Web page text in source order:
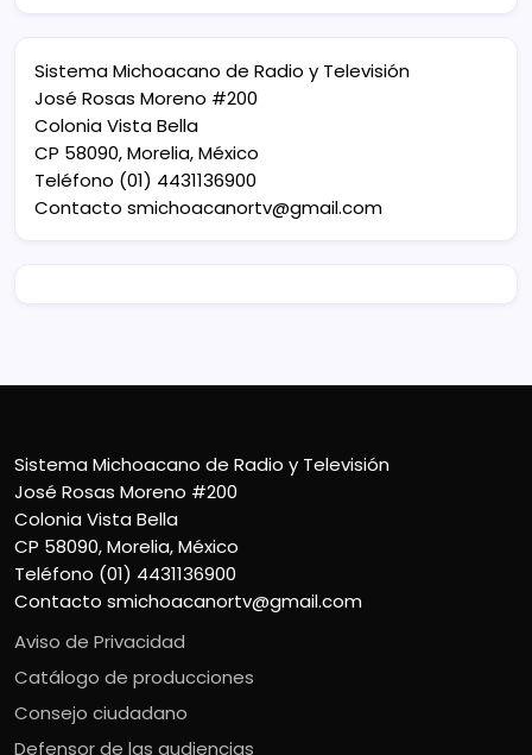
Sistema Michoacano de Radio y Televisión
José Rosas Moreno #200
Colonia Vista Bella
CP 58090, Morelia, México
Teléfono (01) 4431136900
Contacto smichoacanortv@gmail.com
Sistema Michoacano de Radio y Televisión
José Rosas Moreno #200
Colonia Vista Bella
CP 58090, Morelia, México
Teléfono (01) 4431136900
Contacto smichoacanortv@gmail.com
Aviso de Privacidad
Catálogo de producciones
Consejo ciudadano
Defensor de las audiencias